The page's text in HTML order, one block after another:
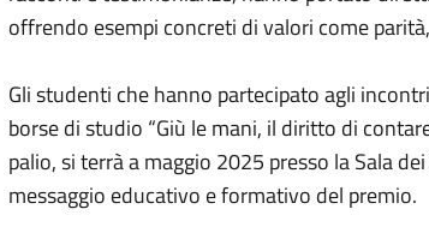
offrendo esempi concreti di valori come
Gli studenti che hanno partecipato agli
borse di studio “Giù le mani, il diritto di
palio, si terrà a maggio 2025 presso la Sala
messaggio educativo e formativo del premio.